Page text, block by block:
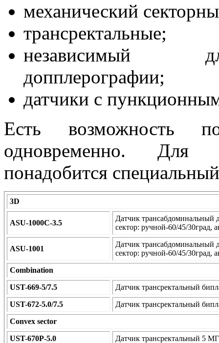
механический
трансректальные;
независимый
допплерографии;
датчики с
Есть возможность
одновременно. Для
понадобится
3D
ASU-1000C-3.5
Датчик трансабдоминальный
сектор: ручной-60/45/30град,
ASU-1001
Датчик трансабдоминальный
сектор: ручной-60/45/30град,
Combination
UST-669-5/7.5 Датчик трансректальный
UST-672-5.0/7.5 Датчик трансректальный
Convex sector
UST-670P-5.0 Датчик трансректальный 5